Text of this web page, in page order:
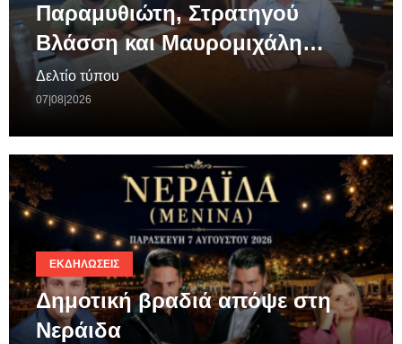
Παραμυθιώτη, Στρατηγού
Βλάσση και Μαυρομιχάλη…
Δελτίο τύπου
07|08|2026
ΕΚΔΗΛΏΣΕΙΣ
Δημοτική βραδιά απόψε στη
Νεράιδα